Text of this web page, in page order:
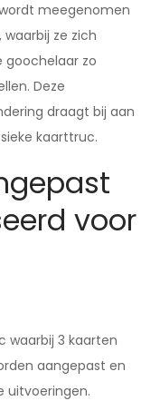
meegenomen
ze zich
goochelaar zo
Deze
draagt bij aan
kaarttruc.
voor
waarbij 3 kaarten
aangepast en
uitvoeringen.